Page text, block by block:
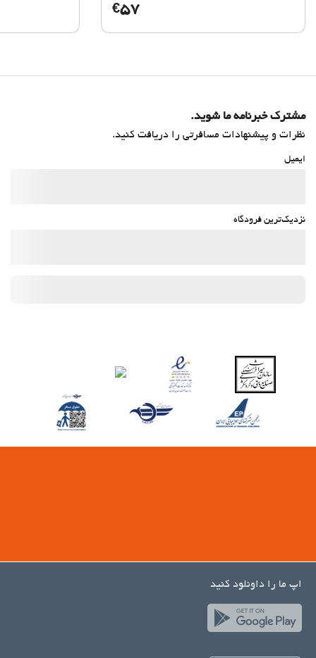
€57
مشترک خبرنامه ما شوید.
نظرات و پیشنهادات مسافرتی را دریافت کنید.
ایمیل
نزدیک‌ترین فرودگاه
اپ ما را داونلود کنید